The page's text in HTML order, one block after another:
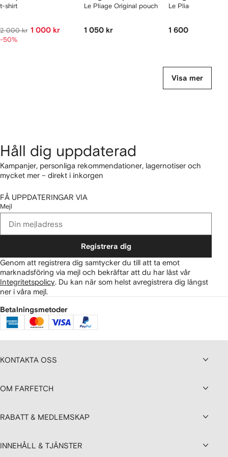
t-shirt
2 000 kr 1 000 kr
-50%
Le Pliage Original pouch
1 050 kr
Le Pliage stor
1 600 kr
Visa mer
Håll dig uppdaterad
Kampanjer, personliga rekommendationer, lagernotiser och
mycket mer – direkt i inkorgen
FÅ UPPDATERINGAR VIA
Mejl
Registrera dig
Genom att registrera dig samtycker du till att ta emot
marknadsföring via mejl och bekräftar att du har läst vår
Integritetspolicy. Du kan när som helst avregistrera dig längst
ner i våra mejl.
Betalningsmetoder
KONTAKTA OSS
OM FARFETCH
RABATT & MEDLEMSKAP
INNEHÅLL & TJÄNSTER